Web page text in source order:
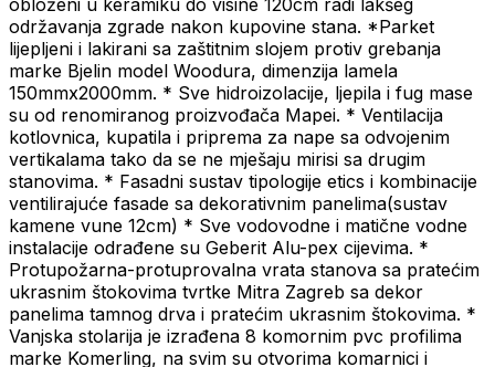
obloženi u keramiku do visine 120cm radi lakšeg
održavanja zgrade nakon kupovine stana. *Parket
lijepljeni i lakirani sa zaštitnim slojem protiv grebanja
marke Bjelin model Woodura, dimenzija lamela
150mmx2000mm. * Sve hidroizolacije, ljepila i fug mase
su od renomiranog proizvođača Mapei. * Ventilacija
kotlovnica, kupatila i priprema za nape sa odvojenim
vertikalama tako da se ne mješaju mirisi sa drugim
stanovima. * Fasadni sustav tipologije etics i kombinacije
ventilirajuće fasade sa dekorativnim panelima(sustav
kamene vune 12cm) * Sve vodovodne i matične vodne
instalacije odrađene su Geberit Alu-pex cijevima. *
Protupožarna-protuprovalna vrata stanova sa pratećim
ukrasnim štokovima tvrtke Mitra Zagreb sa dekor
panelima tamnog drva i pratećim ukrasnim štokovima. *
Vanjska stolarija je izrađena 8 komornim pvc profilima
marke Komerling, na svim su otvorima komarnici i